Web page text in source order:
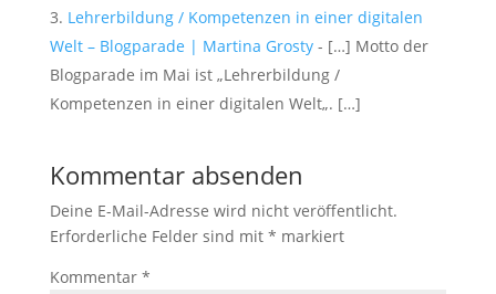
Lehrerbildung / Kompetenzen in einer digitalen
Welt – Blogparade | Martina Grosty- […] Motto der
Blogparade im Mai ist „Lehrerbildung /
Kompetenzen in einer digitalen Welt„. […]
Kommentar absenden
Deine E-Mail-Adresse wird nicht veröffentlicht.
Erforderliche Felder sind mit * markiert
Kommentar *